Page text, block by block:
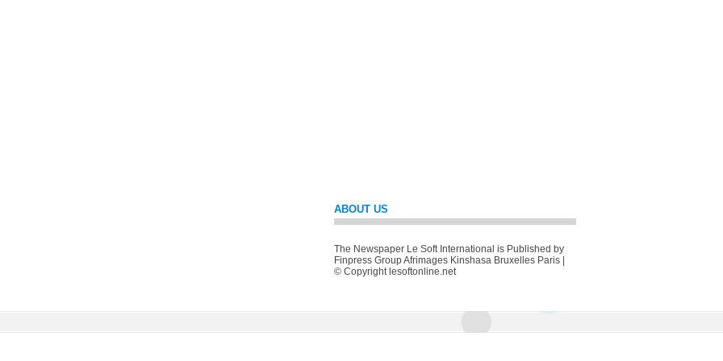
ABOUT US
The Newspaper Le Soft International is Published by
Finpress Group Afrimages Kinshasa Bruxelles Paris |
© Copyright lesoftonline.net